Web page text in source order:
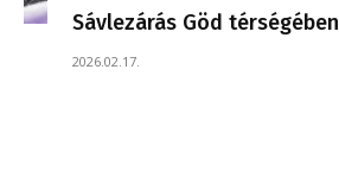
Sávlezárás Göd térségében
2026.02.17.